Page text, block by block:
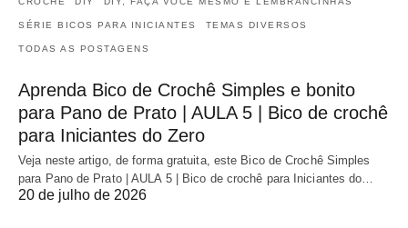
SÉRIE BICOS PARA INICIANTES TEMAS DIVERSOS
TODAS AS POSTAGENS
Aprenda Bico de Crochê Simples e bonito
para Pano de Prato | AULA 5 | Bico de crochê
para Iniciantes do Zero
Veja neste artigo, de forma gratuita, este Bico de Crochê Simples
para Pano de Prato | AULA 5 | Bico de crochê para Iniciantes do…
20 de julho de 2026